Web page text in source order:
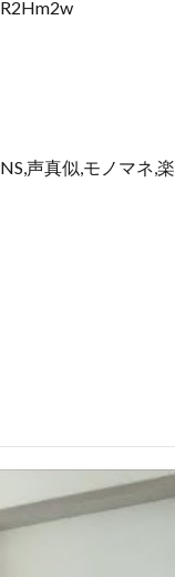
声真似,モノマネ,楽